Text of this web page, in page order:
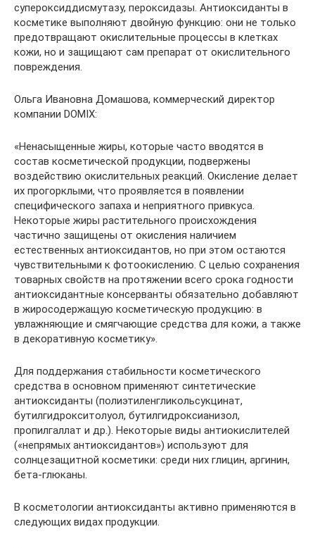
супероксиддисмутазу, пероксидазы. Антиоксиданты в
косметике выполняют двойную функцию: они не только
предотвращают окислительные процессы в клетках
кожи, но и защищают сам препарат от окислительного
повреждения.
Ольга Ивановна Домашова, коммерческий директор
компании DOMIX:
«Ненасыщенные жиры, которые часто вводятся в
состав косметической продукции, подвержены
воздействию окислительных реакций. Окисление делает
их прогорклыми, что проявляется в появлении
специфического запаха и неприятного привкуса.
Некоторые жиры растительного происхождения
частично защищены от окисления наличием
естественных антиоксидантов, но при этом остаются
чувствительными к фотоокислению. С целью сохранения
товарных свойств на протяжении всего срока годности
антиоксидантные консерванты обязательно добавляют
в жиросодержащую косметическую продукцию: в
увлажняющие и смягчающие средства для кожи, а также
в декоративную косметику».
Для поддержания стабильности косметического
средства в основном применяют синтетические
антиоксиданты (полиэтиленгликольсукцинат,
бутилгидрокситолуол, бутилгидроксианизол,
пропилгаллат и др.). Некоторые виды антиокислителей
(«непрямых антиоксидантов») используют для
солнцезащитной косметики: среди них глицин, аргинин,
бета-глюканы.
В косметологии антиоксиданты активно применяются в
следующих видах продукции.